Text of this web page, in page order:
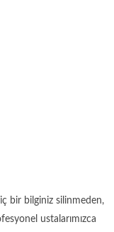
bir bilginiz silinmeden,
ustalarımızca